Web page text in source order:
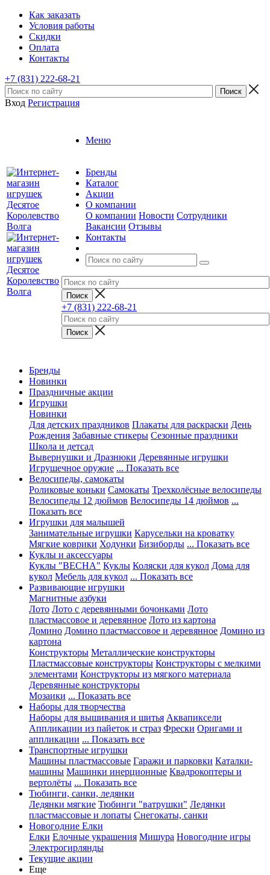
Как заказать
Условия работы
Скидки
Оплата
Контакты
+7 (831) 222-68-21
Вход Регистрация
Меню
Бренды
Каталог
Акции
О компании
О компании Новости Сотрудники
Вакансии Отзывы
Контакты
+7 (831) 222-68-21
Бренды
Новинки
Праздничные акции
Игрушки
Новинки
Для детских праздников Плакаты для раскраски День
Рождения Забавные стикеры Сезонные праздники
Школа и детсад
Вывернушки и Дразнюки Деревянные игрушки
Игрушечное оружие ... Показать все
Велосипеды, самокаты
Роликовые коньки Самокаты Трехколёсные велосипеды
Велосипеды 12 дюймов Велосипеды 14 дюймов ...
Показать все
Игрушки для малышей
Занимательные игрушки Карусельки на кроватку
Мягкие коврики Ходунки Бизиборды ... Показать все
Куклы и аксессуары
Куклы "ВЕСНА" Куклы Коляски для кукол Дома для
кукол Мебель для кукол ... Показать все
Развивающие игрушки
Магнитные азбуки
Лото Лото с деревянными бочонками Лото
пластмассовое и деревянное Лото из картона
Домино Домино пластмассовое и деревянное Домино из
картона
Конструкторы Металлические конструкторы
Пластмассовые конструкторы Конструкторы с мелкими
элементами Конструкторы из мягкого материала
Деревянные конструкторы
Мозаики ... Показать все
Наборы для творчества
Наборы для вышивания и шитья Аквапиксели
Аппликации из пайеток и страз Фрески Оригами и
аппликации ... Показать все
Транспортные игрушки
Машины пластмассовые Гаражи и парковки Каталки-
машины Машинки инерционные Квадрокоптеры и
вертолёты ... Показать все
Тюбинги, санки, ледянки
Ледянки мягкие Тюбинги "ватрушки" Ледянки
пластмассовые и лопаты Снегокаты, санки
Новогодние Елки
Елки Елочные украшения Мишура Новогодние игры
Электрогирлянды
Текущие акции
Еще